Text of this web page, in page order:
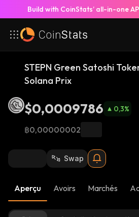
Build with CoinStats’ all-in-one
STEPN Green Satoshi
Solana Prix
$0,0009786 0,3%
฿0,00000002
Swap
Aperçu Avoirs Marchés